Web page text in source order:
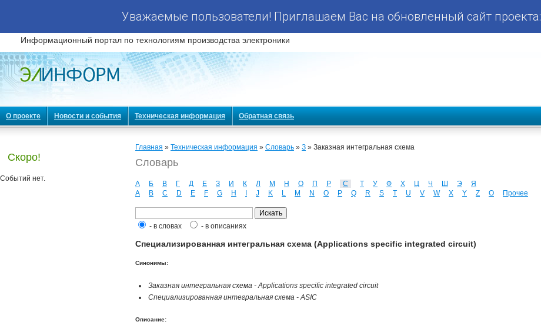
Уважаемые пользователи! Приглашаем Вас на обновленный сайт проекта:
Информационный портал по технологиям производства электроники
О проекте Новости и события Техническая информация Обратная связь
Скоро!
Событий нет.
Главная » Техническая информация » Словарь » З » Заказная интегральная схема
Словарь
А Б В Г Д Е З И К Л М Н О П Р С Т У Ф Х Ц Ч Ш Э
Я
A
B C D E F G H J K L M N O P Q R S T U V W X Y Z О Прочее
- в словах - в описаниях
Специализированная интегральная схема (Applications specific integrated circuit)
Синонимы:
Заказная интегральная схема - Applications specific integrated circuit
Специализированная интегральная схема - ASIC
Описание: